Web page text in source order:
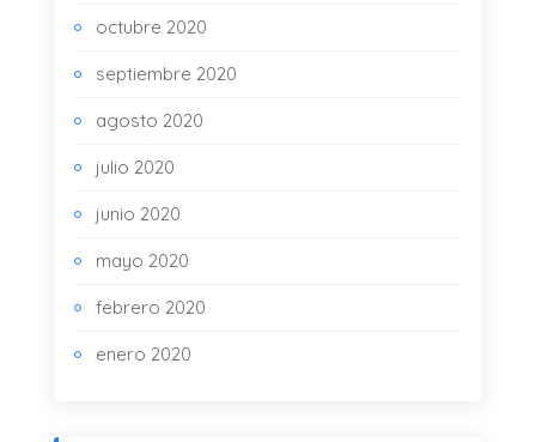
octubre 2020
septiembre 2020
agosto 2020
julio 2020
junio 2020
mayo 2020
febrero 2020
enero 2020